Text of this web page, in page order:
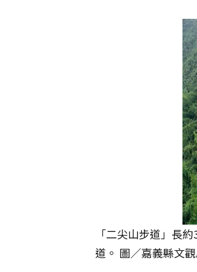
「二尖山步道」長
道。 圖／嘉義縣文